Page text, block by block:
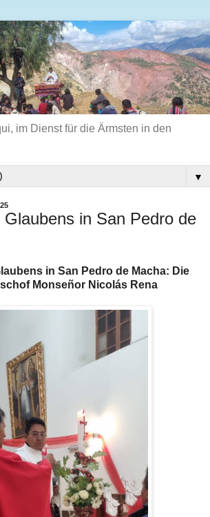
im Dienst für die Ärmsten in den
▼
in San Pedro de
in San Pedro de Macha: Die
Monseñor Nicolás Rena